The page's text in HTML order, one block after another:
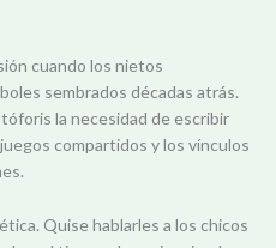
cuando los nietos
sembrados décadas atrás.
la necesidad de escribir
compartidos y los vínculos
Quise hablarles a los chicos